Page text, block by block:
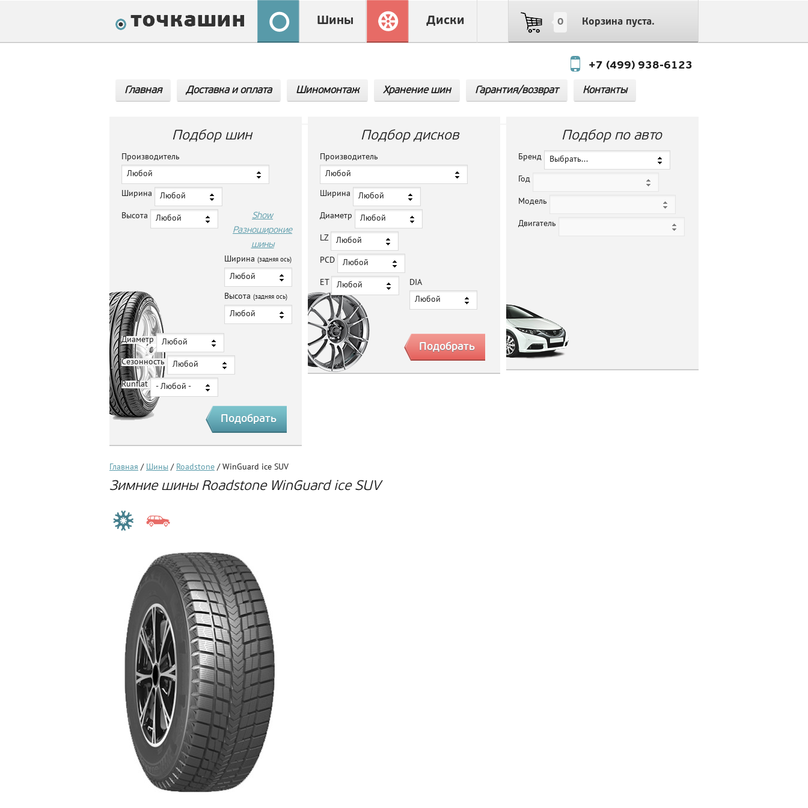
0 Корзина пуста.
Шины Диски
+7 (499) 938-6123
Главная Доставка и оплата Шиномонтаж Хранение шин Гарантия/возврат Контакты
Подбор шин
Производитель
Любой
Ширина Любой
Высота Любой
Show
Разноширокие
шины
Ширина (задняя ось)
Любой
Высота (задняя ось)
Любой
Диаметр Любой
Сезонность Любой
Runflat - Любой -
Подбор дисков
Производитель
Любой
Ширина Любой
Диаметр Любой
LZ Любой
PCD Любой
ET Любой DIA
Любой
Подбор по авто
Бренд Выбрать...
Год
Модель
Двигатель
Главная / Шины / Roadstone / WinGuard ice SUV
Зимние шины Roadstone WinGuard ice SUV